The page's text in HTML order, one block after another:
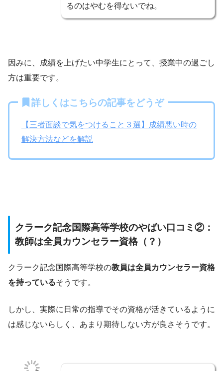
るのはやむを得ないでね。
因みに、成績を上げたい中学生にとって、授業中の過ごし
方は重要です。
詳しくはこちらの記事をどうぞ
【三者面談で気をつけること３選】成績悪い時の
解決方法などを解説
クラーク記念国際高等学校のやばい口コミ②：
教師は全員カウンセラー資格（？）
クラーク記念国際高等学校の教員は全員カウンセラー資格
を持っているそうです。
しかし、実際に日常の指導でその資格が活きているように
は感じないらしく、あまり期待しない方が良さそうです。